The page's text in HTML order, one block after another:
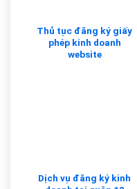
Thủ tục đăng ký giấy
phép kinh doanh
website
Dịch vụ đăng ký kinh